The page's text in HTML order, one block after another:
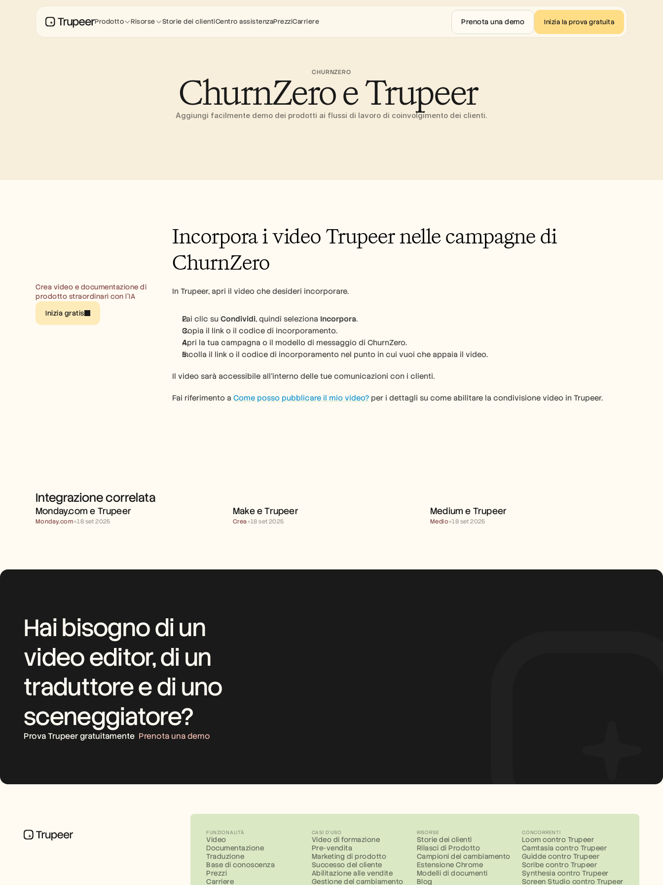
CHURNZERO
ChurnZero e Trupeer
Aggiungi facilmente demo dei prodotti ai flussi di lavoro di coinvolgimento dei clienti.
Crea video e documentazione di
prodotto straordinari con l’IA
Inizia gratis
Incorpora i video Trupeer nelle campagne di
ChurnZero
In Trupeer, apri il video che desideri incorporare.
Fai clic su Condividi, quindi seleziona Incorpora.
Copia il link o il codice di incorporamento.
Apri la tua campagna o il modello di messaggio di ChurnZero.
Incolla il link o il codice di incorporamento nel punto in cui vuoi che appaia il video.
Il video sarà accessibile all'interno delle tue comunicazioni con i clienti.
Fai riferimento a Come posso pubblicare il mio video? per i dettagli su come abilitare la condivisione video in Trupeer.
Integrazione correlata
MONDAY.COM E TRUPEER
Monday.com e Trupeer
Monday.com●18 set 2025
Make e Trupeer
Crea●18 set 2025
Medium e Trupeer
Medio●18 set 2025
Hai bisogno di un
video editor, di un
traduttore e di uno
sceneggiatore?
Prova Trupeer gratuitamente Prenota una demo
FUNZIONALITÀ
Video
Documentazione
Traduzione
Base di conoscenza
Prezzi
Carriere
CASI D'USO
Video di formazione
Pre-vendita
Marketing di prodotto
Successo del cliente
Abilitazione alle vendite
Gestione del cambiamento
RISORSE
Storie dei clienti
Rilasci di Prodotto
Campioni del cambiamento
Estensione Chrome
Modelli di documenti
Blog
CONCORRENTI
Loom contro Trupeer
Camtasia contro Trupeer
Guidde contro Trupeer
Scribe contro Trupeer
Synthesia contro Trupeer
Screen Studio contro Trupeer
Prodotto Risorse Storie dei clientiCentro assistenzaPrezziCarriere Prenota una demo Inizia la prova gratuita